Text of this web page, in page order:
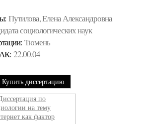
Путилова, Елена Александровна
социологических наук
Тюмень
22.00.04
Купить диссертацию